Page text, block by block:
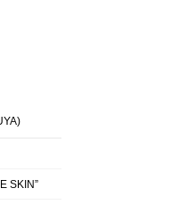
SKIN”